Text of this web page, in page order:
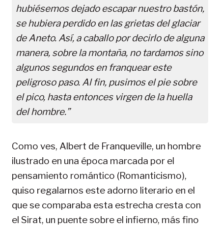
hubiésemos dejado escapar nuestro bastón,
se hubiera perdido en las grietas del glaciar
de Aneto. Así, a caballo por decirlo de alguna
manera, sobre la montaña, no tardamos sino
algunos segundos en franquear este
peligroso paso. Al fin, pusimos el pie sobre
el pico, hasta entonces virgen de la huella
del hombre.”
Como ves, Albert de Franqueville, un hombre
ilustrado en una época marcada por el
pensamiento romántico (Romanticismo),
quiso regalarnos este adorno literario en el
que se comparaba esta estrecha cresta con
el Sirat, un puente sobre el infierno, más fino